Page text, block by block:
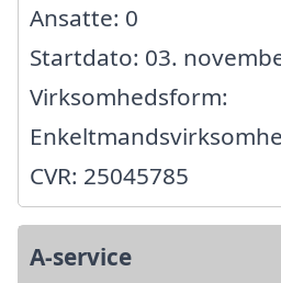
Ansatte: 0
Startdato: 03.
Virksomhedsform:
CVR: 25045785
A-service